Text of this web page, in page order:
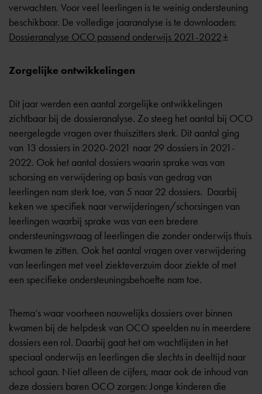
verwachten. Voor veel leerlingen is te weinig ondersteuning
beschikbaar. De volledige jaaranalyse is te downloaden:
Dossieranalyse OCO passend onderwijs 2021-2022
Zorgelijke ontwikkelingen
Dit jaar werden een aantal zorgelijke ontwikkelingen
zichtbaar bij de dossieranalyse. Zo steeg het aantal bij OCO
neergelegde vragen over thuiszitters sterk. Dit aantal ging
van 13 dossiers in 2020-2021 naar 29 dossiers in 2021-
2022. Ook het aantal dossiers waarin sprake was van
schorsing en verwijdering op basis van gedrag van
leerlingen nam sterk toe, van 5 naar 22 dossiers. Daarbij
keken we specifiek naar verwijderingen/schorsingen van
leerlingen waarbij sprake was van een bredere
ondersteuningsvraag of leerlingen die zonder onderwijs thuis
kwamen te zitten. Ook het aantal vragen over verwijdering
van leerlingen met veel ziekteverzuim door ziekte of met
een specifieke ondersteuningsbehoefte nam toe.
Thema’s waar voorheen nauwelijks dossiers over binnen
kwamen bij de helpdesk van OCO speelden nu in meerdere
dossiers een rol. Daarbij gaat het om wachtlijsten in het
speciaal onderwijs en leerlingen die slechts in deeltijd naar
school gaan. Niet alleen de cijfers, maar ook de inhoud van
deze dossiers baren OCO zorgen: Jonge kinderen die